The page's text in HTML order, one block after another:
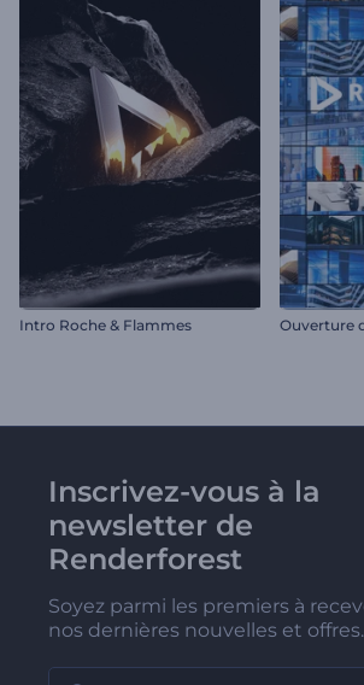
Intro Roche & Flammes Ouverture
Inscrivez-vous à la
newsletter de
Renderforest
Soyez parmi les premiers à
nos dernières nouvelles et offres.